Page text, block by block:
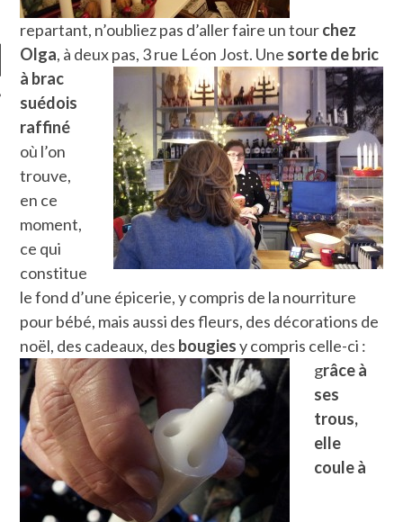
repartant, n’oubliez pas d’aller faire un tourchez
Olga, à deux pas, 3 rue Léon Jost. Une sorte de bric
à brac
suédois
raffiné
où l’on
trouve,
en ce
moment,
ce qui
constitue
le fond d’une épicerie, y compris de la nourriture
pour bébé, mais aussi des fleurs, des décorations de
noël, des cadeaux, des bougiesy compris celle-ci :
grâce à
ses
trous,
elle
coule à